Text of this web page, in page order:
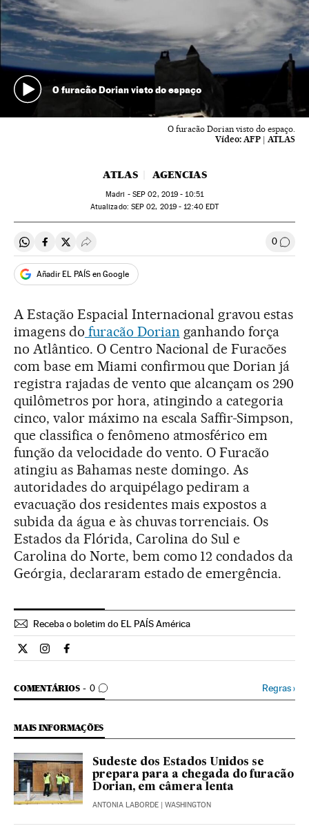
O furacão Dorian visto do espaço
O furacão Dorian visto do espaço.
Vídeo: AFP | ATLAS
ATLAS AGENCIAS
Madri - SEP 02, 2019 - 10:51
atualizado: SEP 02, 2019 - 12:40EDT
Compartir en Whatsapp
Compartir en Facebook
Compartir en Twitter
Desplegar Redes Sociales 0
Añadir EL PAÍS en Google
A Estação Espacial Internacional gravou estas
imagens do furacão Dorian ganhando força
no Atlântico. O Centro Nacional de Furacões
com base em Miami confirmou que Dorian já
registra rajadas de vento que alcançam os 290
quilômetros por hora, atingindo a categoria
cinco, valor máximo na escala Saffir-Simpson,
que classifica o fenômeno atmosférico em
função da velocidade do vento. O Furacão
atingiu as Bahamas neste domingo. As
autoridades do arquipélago pediram a
evacuação dos residentes mais expostos a
subida da água e às chuvas torrenciais. Os
Estados da Flórida, Carolina do Sul e
Carolina do Norte, bem como 12 condados da
Geórgia, declararam estado de emergência.
Receba o boletim do EL PAÍS América
Internacional El País Brasil en Twitter
Internacional El País Brasil en Instagram
Internacional El País Brasil en Facebook
COMENTÁRIOS 0
COMENTÁRIOS Regras›
MAIS INFORMAÇÕES
Sudeste dos Estados Unidos se
prepara para a chegada do furacão
Dorian, em câmera lenta
ANTONIA LABORDE | WASHINGTON